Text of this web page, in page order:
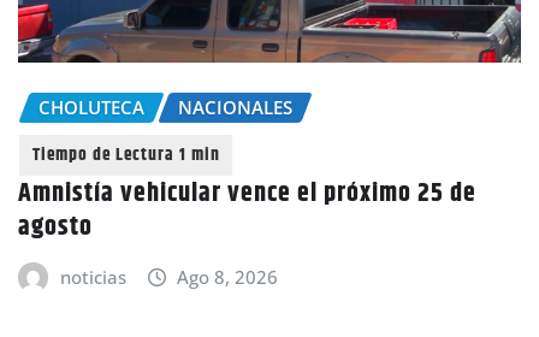
CHOLUTECA NACIONALES
Amnistía vehicular vence el próximo 25 de
agosto
noticias Ago 8, 2026